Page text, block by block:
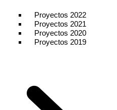
Proyectos 2022
Proyectos 2021
Proyectos 2020
Proyectos 2019